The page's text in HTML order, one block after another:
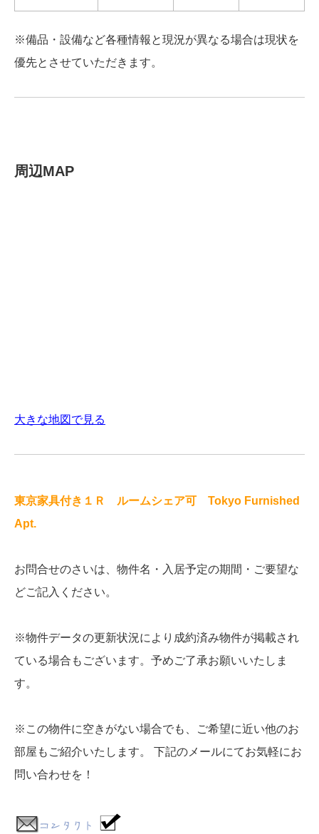
※備品・設備など各種情報と現況が異なる場合は現状を
優先とさせていただきます。
周辺MAP
大きな地図で見る
東京家具付き１Ｒ ルームシェア可 Tokyo Furnished
Apt.
お問合せのさいは、物件名・入居予定の期間・ご要望な
どご記入ください。
※物件データの更新状況により成約済み物件が掲載され
ている場合もございます。予めご了承お願いいたしま
す。
※この物件に空きがない場合でも、ご希望に近い他のお
部屋もご紹介いたします。 下記のメールにてお気軽にお
問い合わせを！